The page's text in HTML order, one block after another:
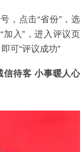
，点击“省份”，选
加入”，进入评议页
可“评议成功”
信待客 小事暖人心